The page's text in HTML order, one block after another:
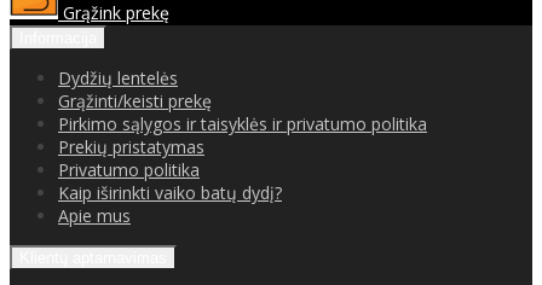
Grąžink prekę
Dydžių lentelės
Grąžinti/keisti prekę
Pirkimo sąlygos ir taisyklės ir privatumo politika
Prekių pristatymas
Privatumo politika
Kaip iširinkti vaiko batų dydį?
Apie mus